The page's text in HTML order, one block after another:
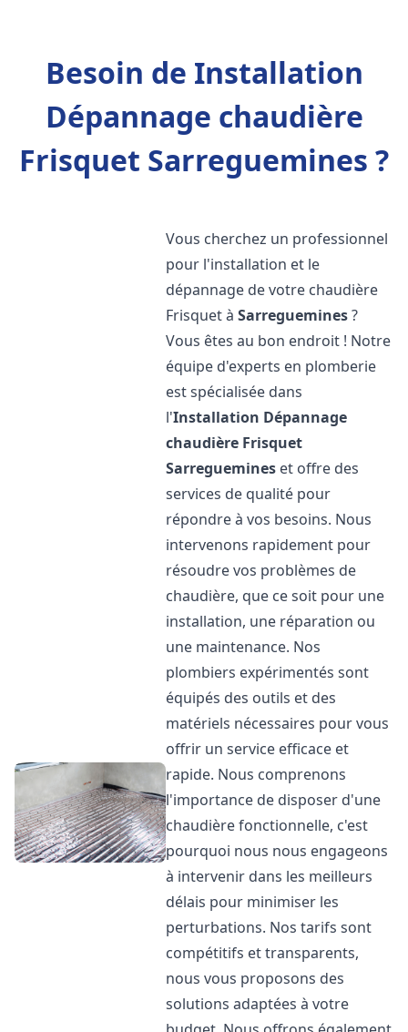
Besoin de Installation
Dépannage chaudière
Frisquet Sarreguemines ?
Vous cherchez un professionnel
pour l'installation et le
dépannage de votre chaudière
Frisquet àSarreguemines?
Vous êtes au bon endroit ! Notre
équipe d'experts en plomberie
est spécialisée dans
l'Installation Dépannage
chaudière Frisquet
Sarreguemines et offre des
services de qualité pour
répondre à vos besoins. Nous
intervenons rapidement pour
résoudre vos problèmes de
chaudière, que ce soit pour une
installation, une réparation ou
une maintenance. Nos
plombiers expérimentés sont
équipés des outils et des
matériels nécessaires pour vous
offrir un service efficace et
rapide. Nous comprenons
l'importance de disposer d'une
chaudière fonctionnelle, c'est
pourquoi nous nous engageons
à intervenir dans les meilleurs
délais pour minimiser les
perturbations. Nos tarifs sont
compétitifs et transparents,
nous vous proposons des
solutions adaptées à votre